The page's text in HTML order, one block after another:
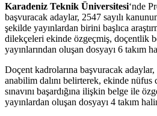
Karadeniz Teknik Üniversitesi‘nde
başvuracak adaylar, 2547 sayılı
şekilde yayınlardan birini başlıca
dilekçeleri ekinde özgeçmiş, doçentlik
yayınlarından oluşan dosyayı 6 takım
Doçent kadrolarına başvuracak
anabilim dalını belirterek, ekinde
sınavını başardığına ilişkin belge ile
yayınlardan oluşan dosyayı 4 takım